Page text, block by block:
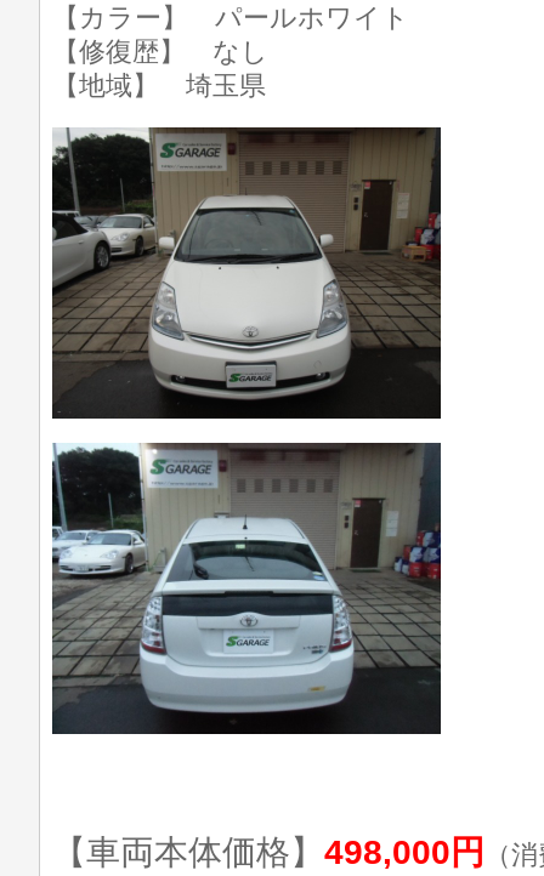
【カラー】 パールホワイト
【修復歴】 なし
【地域】 埼玉県
【車両本体価格】 498,000円 （